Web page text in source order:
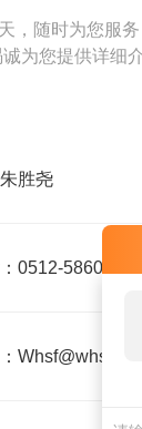
，随时为您服
为您提供详细
胜尧
0512-58609580